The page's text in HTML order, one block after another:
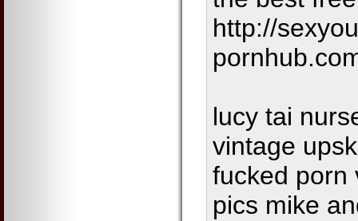
http://
lucy tai
vintage
fucked porn
pics mike